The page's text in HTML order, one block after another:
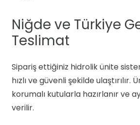
Niğde ve Türkiye
Teslimat
Sipariş ettiğiniz hidrolik ünite
hızlı ve güvenli şekilde ulaştırılır.
korumalı kutularla hazırlanır ve
verilir.